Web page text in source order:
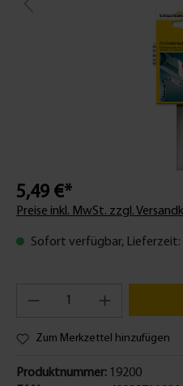
5,49 €*
Preise inkl. MwSt. zzgl.
Sofort verfügbar, Lieferzeit:
Zum Merkzettel hinzufügen
Produktnummer: 19200